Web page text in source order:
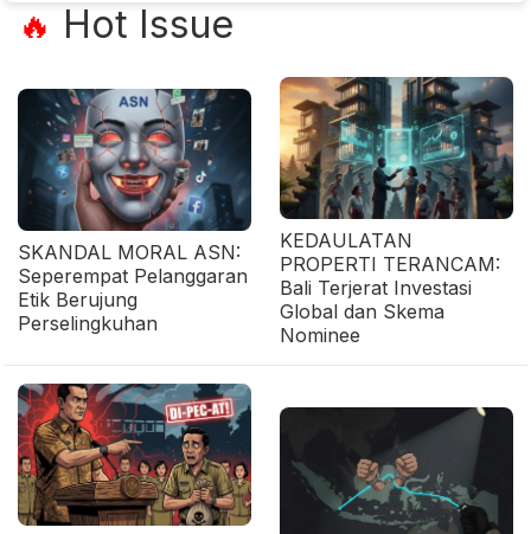
🔥 Hot Issue
SKANDAL MORAL ASN:
Seperempat Pelanggaran
Etik Berujung
Perselingkuhan
KEDAULATAN
PROPERTI TERANCAM:
Bali Terjerat Investasi
Global dan Skema
Nominee